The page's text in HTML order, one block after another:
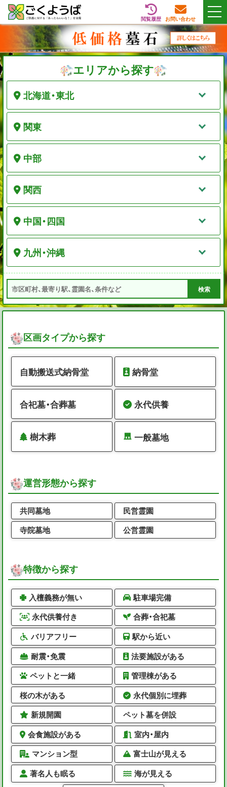
Skip
content
全国のお墓・墓地・霊園検索サイト「ごくようば」
ご供養をもっと身近に
閲覧履歴 お問い合わせ
エリアから探す
北海道・東北
関東
中部
関西
中国・四国
九州・沖縄
検索
区画タイプから探す
自動搬送式納骨堂 納骨堂
合祀墓・合葬墓 永代供養
樹木葬 一般墓地
運営形態から探す
共同墓地
民営霊園
寺院墓地
公営霊園
特徴から探す
入檀義務が無い
駐車場完備
永代供養付き
合葬・合祀墓
バリアフリー
駅から近い
耐震・免震
法要施設がある
ペットと一緒
管理棟がある
桜の木がある
永代個別に埋葬
新規開園
ペット墓を併設
会食施設がある
室内・屋内
マンション型
富士山が見える
著名人も眠る
海が見える